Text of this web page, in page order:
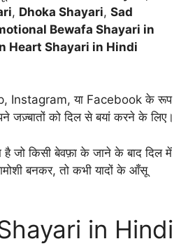
, Dhoka Shayari, Sad
Bewafa Shayari in
Heart Shayari in Hindi
Instagram, या Facebook के रूप
को दिल से बयां करने के लिए।
है जो किसी बेवफ़ा के जाने के बाद दिल में
बनकर, तो कभी यादों के आँसू
in Hindi